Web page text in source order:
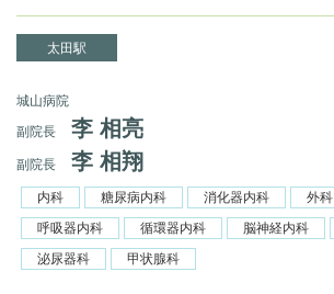
太田駅
城山病院
副院長
李 相亮
副院長 李 相翔
内科 糖尿病内科 消化器内科 外科
呼吸器内科
循環器内科 脳神経内科
泌尿器科
甲状腺科